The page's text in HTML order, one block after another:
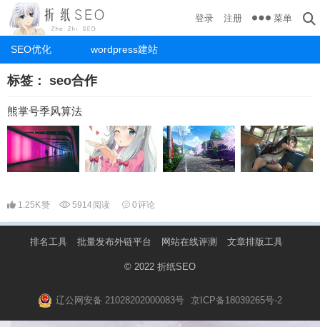
SEO优化 wordpress建站
登录 注册 菜单
标签： seo合作
熊掌号季风算法
1.25K赞 5914阅读 0评论
排名工具 批量发布外链平台 网站在线评测 文章排版工具
© 2022 折纸SEO
辽公网安备 21028202000083号 京ICP备18039265号-2